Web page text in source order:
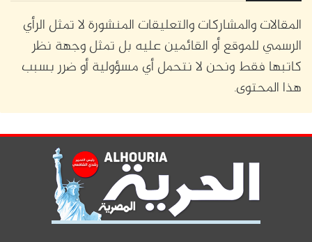
المقالات والمشاركات والتعليقات المنشورة لا تمثل الرأي
الرسمي للموقع أو القائمين عليه بل تمثل وجهة نظر
كاتبها فقط ونحن لا نتحمل أي مسؤولية أو ضرر بسبب
هذا المحتوى.